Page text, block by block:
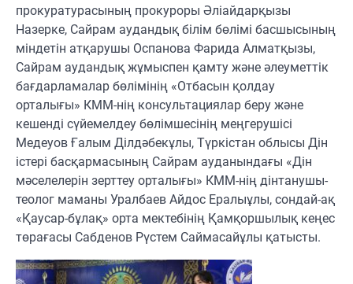
прокуратурасының прокуроры Әліайдарқызы
Назерке, Сайрам аудандық білім бөлімі басшысының
міндетін атқарушы Оспанова Фарида Алматқызы,
Сайрам аудандық жұмыспен қамту және әлеуметтік
бағдарламалар бөлімінің «Отбасын қолдау
орталығы» КММ-нің консультациялар беру және
кешенді сүйемелдеу бөлімшесінің меңгерушісі
Медеуов Ғалым Ділдәбекұлы, Түркістан облысы Дін
істері басқармасының Сайрам ауданындағы «Дін
мәселелерін зерттеу орталығы» КММ-нің дінтанушы-
теолог маманы Уралбаев Айдос Ералыұлы, сондай-ақ
«Қаусар-бұлақ» орта мектебінің Қамқоршылық кеңес
төрағасы Сабденов Рүстем Саймасайұлы қатысты.